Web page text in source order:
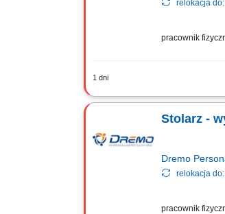
relokacja do:
pracownik
1 dni
Twoje zadania:
Stolarz -
Dremo
relokacja do:
pracownik